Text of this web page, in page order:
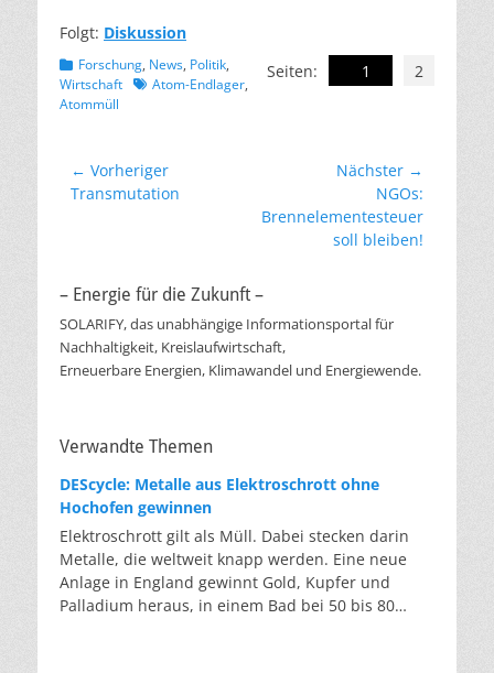
Folgt: Diskussion
Seiten:
1 2
Kategorien
Forschung, News, Politik,
Wirtschaft Schlagworte
Atom-Endlager,
Atommüll
Beitragsnavigation
← Vorheriger
Vorheriger
Transmutation
Nächster →
Beitrag:
NGOs:
Brennelementesteuer
soll bleiben!
– Energie für die Zukunft –
SOLARIFY, das unabhängige Informationsportal für
Nachhaltigkeit, Kreislaufwirtschaft,
Erneuerbare Energien, Klimawandel und Energiewende.
Verwandte Themen
DEScycle: Metalle aus Elektroschrott ohne
Hochofen gewinnen
Elektroschrott gilt als Müll. Dabei stecken darin
Metalle, die weltweit knapp werden. Eine neue
Anlage in England gewinnt Gold, Kupfer und
Palladium heraus, in einem Bad bei 50 bis 80